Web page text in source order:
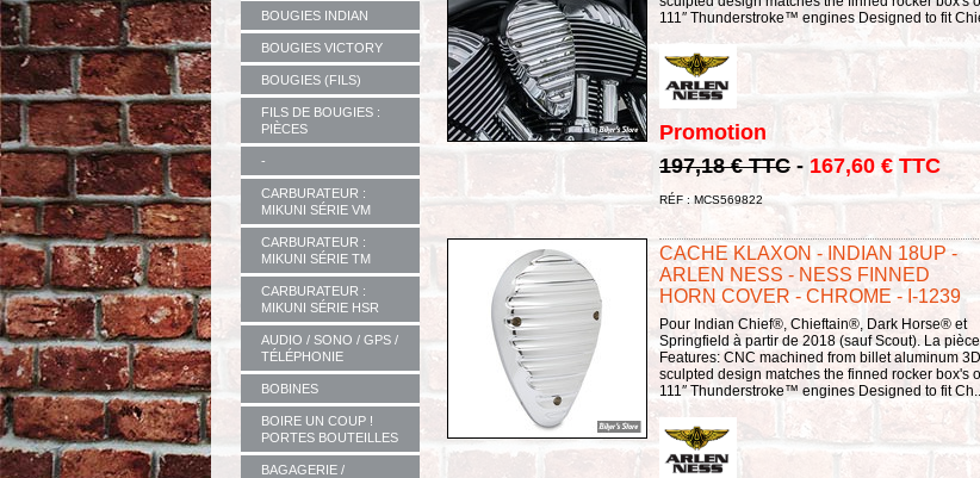
BOUGIES INDIAN
BOUGIES VICTORY
BOUGIES (FILS)
FILS DE BOUGIES :
PIÈCES
-
CARBURATEUR :
MIKUNI SÉRIE VM
CARBURATEUR :
MIKUNI SÉRIE TM
CARBURATEUR :
MIKUNI SÉRIE HSR
AUDIO / SONO / GPS /
TÉLÉPHONIE
BOBINES
BOIRE UN COUP !
PORTES BOUTEILLES
BAGAGERIE /
111″ Thunderstroke™ engines Designed to fit
Promotion
197,18 € TTC - 167,60 € TTC
RÉF : MCS569822
CACHE KLAXON - INDIAN 18UP -
ARLEN NESS - NESS FINNED
HORN COVER - CHROME - I-1239
Pour Indian Chief®, Chieftain®, Dark Horse® et
Springfield à partir de 2018 (sauf Scout). La pièce
Features: CNC machined from billet aluminum 3D
sculpted design matches the finned rocker box's
111″ Thunderstroke™ engines Designed to fit Ch...